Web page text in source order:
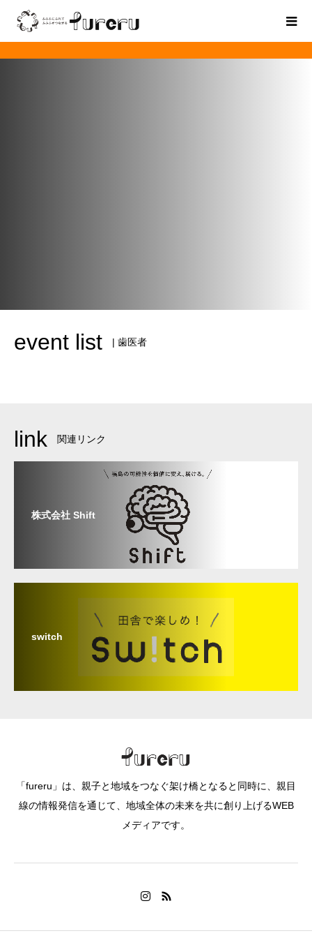
event list | 歯医者
link 関連リンク
株式会社 Shift
switch
「fureru」は、親子と地域をつなぐ架け橋となると同時に、親目
線の情報発信を通じて、地域全体の未来を共に創り上げるWEB
メディアです。